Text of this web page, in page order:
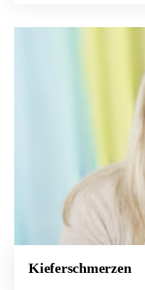
Kieferschmerzen